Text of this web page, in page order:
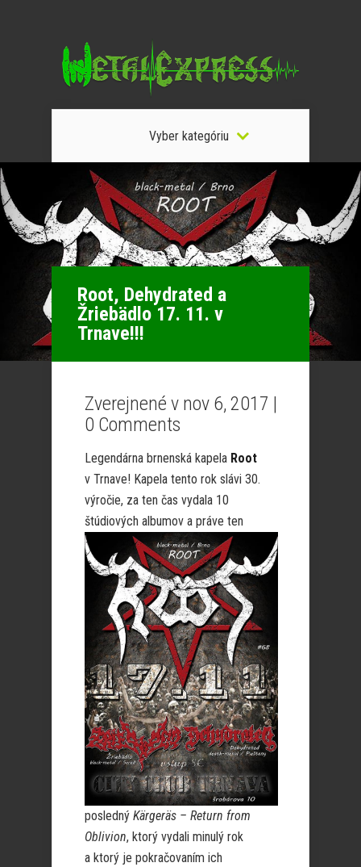
Vyber kategóriu
Root, Dehydrated a
Žriebädlo 17. 11. v
Trnave!!!
Zverejnené v nov 6, 2017 |
0 Comments
Legendárna brnenská kapela Root
v Trnave! Kapela tento rok slávi 30.
výročie, za ten čas vydala 10
štúdiových albumov a práve ten
posledný Kärgeräs – Return from
Oblivion, ktorý vydali minulý rok
a ktorý je pokračovaním ich